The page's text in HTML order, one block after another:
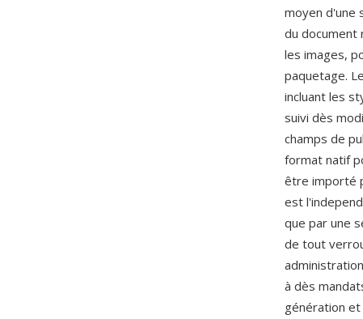
moyen d'une
du document
les images,
paquetage.
incluant les
suivi dès
champs de
format natif
être importé
est
que par une
de tout
à dès
génération